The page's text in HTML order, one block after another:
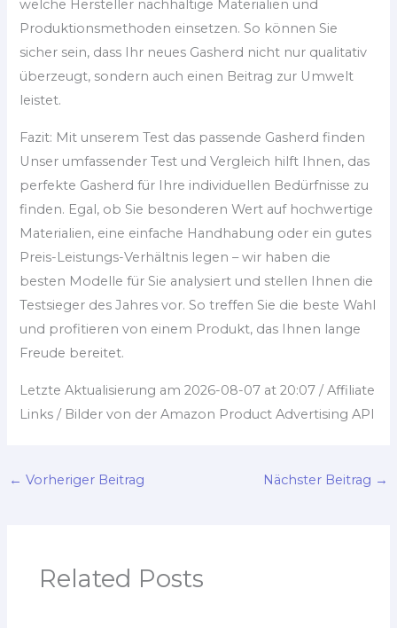
welche Hersteller nachhaltige Materialien und
Produktionsmethoden einsetzen. So können Sie
sicher sein, dass Ihr neues Gasherd nicht nur qualitativ
überzeugt, sondern auch einen Beitrag zur Umwelt
leistet.
Fazit: Mit unserem Test das passende Gasherd finden
Unser umfassender Test und Vergleich hilft Ihnen, das
perfekte Gasherd für Ihre individuellen Bedürfnisse zu
finden. Egal, ob Sie besonderen Wert auf hochwertige
Materialien, eine einfache Handhabung oder ein gutes
Preis-Leistungs-Verhältnis legen – wir haben die
besten Modelle für Sie analysiert und stellen Ihnen die
Testsieger des Jahres vor. So treffen Sie die beste Wahl
und profitieren von einem Produkt, das Ihnen lange
Freude bereitet.
Letzte Aktualisierung am 2026-08-07 at 20:07 / Affiliate
Links / Bilder von der Amazon Product Advertising API
← Vorheriger Beitrag Nächster Beitrag →
Related Posts